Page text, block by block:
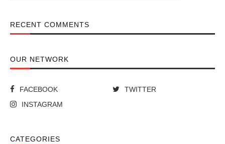
RECENT COMMENTS
OUR NETWORK
FACEBOOK
TWITTER
INSTAGRAM
CATEGORIES